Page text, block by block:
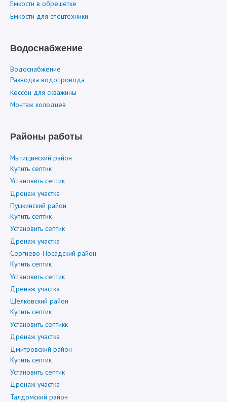
Емкости в обрешетке
Емкости для спецтехники
Водоснабжение
Водоснабжение
Разводка водопровода
Кессон для скважины
Монтаж колодцев
Районы работы
Мытищинский район
Купить септик
Установить септик
Дренаж участка
Пушкинский район
Купить септик
Установить септик
Дренаж участка
Сергиево-Посадский район
Купить септик
Установить септик
Дренаж участка
Щелковский район
Купить септик
Установить септикк
Дренаж участка
Дмитровский район
Купить септик
Установить септик
Дренаж участка
Талдомский район